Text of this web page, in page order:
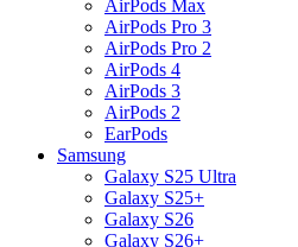
AirPods Max
AirPods Pro 3
AirPods Pro 2
AirPods 4
AirPods 3
AirPods 2
EarPods
Samsung
Galaxy S25 Ultra
Galaxy S25+
Galaxy S26
Galaxy S26+